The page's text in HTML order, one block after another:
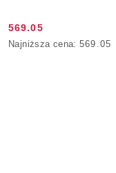
Cena
promocyjna:
569.05
Najniższa
Najniższa cena: 569.05